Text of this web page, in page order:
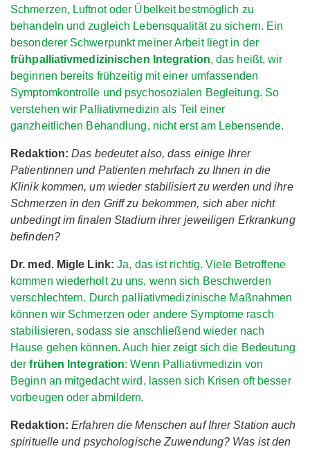
Schmerzen, Luftnot oder Übelkeit bestmöglich zu
behandeln und zugleich Lebensqualität zu sichern. Ein
besonderer Schwerpunkt meiner Arbeit liegt in der
frühpalliativmedizinischen Integration, das heißt, wir
beginnen bereits frühzeitig mit einer umfassenden
Symptomkontrolle und psychosozialen Begleitung. So
verstehen wir Palliativmedizin als Teil einer
ganzheitlichen Behandlung, nicht erst am Lebensende.
Redaktion: Das bedeutet also, dass einige Ihrer
Patientinnen und Patienten mehrfach zu Ihnen in die
Klinik kommen, um wieder stabilisiert zu werden und ihre
Schmerzen in den Griff zu bekommen, sich aber nicht
unbedingt im finalen Stadium ihrer jeweiligen Erkrankung
befinden?
Dr. med. Migle Link: Ja, das ist richtig. Viele Betroffene
kommen wiederholt zu uns, wenn sich Beschwerden
verschlechtern. Durch palliativmedizinische Maßnahmen
können wir Schmerzen oder andere Symptome rasch
stabilisieren, sodass sie anschließend wieder nach
Hause gehen können. Auch hier zeigt sich die Bedeutung
derfrühen Integration: Wenn Palliativmedizin von
Beginn an mitgedacht wird, lassen sich Krisen oft besser
vorbeugen oder abmildern.
Redaktion: Erfahren die Menschen auf Ihrer Station auch
spirituelle und psychologische Zuwendung? Was ist den